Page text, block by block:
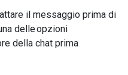
il messaggio prima di
delle opzioni
della chat prima